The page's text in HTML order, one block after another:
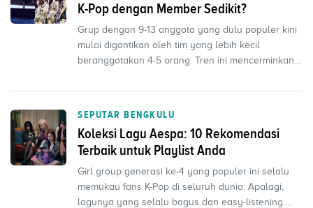
K-Pop dengan Member Sedikit?
Grup dengan 9-13 anggota yang dulu populer kini
mulai digantikan oleh tim yang lebih kecil
beranggotakan 4-5 orang. Tren ini mencerminkan
SEPUTAR BENGKULU
Koleksi Lagu Aespa: 10 Rekomendasi
Terbaik untuk Playlist Anda
Girl group generasi ke-4 yang populer ini selalu
memukau fans K-Pop di seluruh dunia. Apalagi,
lagunya yang selalu bagus dan easy-listening.